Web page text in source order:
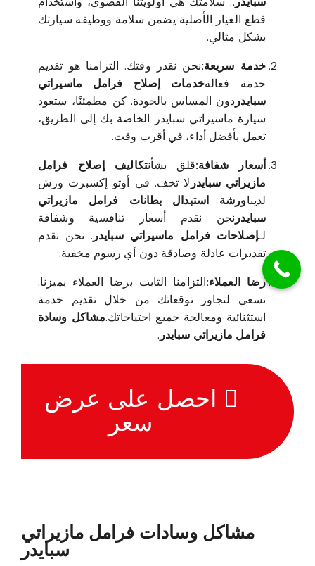
قطع الغيار الأصلية يضمن سلامة ووظيفة سيارتك
بشكل مثالي.
خدمة سريعة:نحن نقدر وقتك. التزامنا هو تقديم
خدمة فعالةخدمات إصلاح فرامل ماسيراتي
سبايدردون المساس بالجودة. كن مطمئنًا، ستعود
سيارة ماسيراتي سبايدر الخاصة بك إلى الطريق،
تعمل بأفضل أداء، في أقرب وقت.
أسعار شفافة:قلق بشأنتكاليف إصلاح فرامل
مازيراتي سبايدر لا تخف. في أوتو إكسبرت ورش
لديناورشة استبدال بطانات فرامل مازيراتي
سبايدر نحن نقدم أسعار تنافسية وشفافة
لـإصلاحات فرامل ماسيراتي سبايدر . نحن نقدم
تقديرات عادلة وصادقة دون أي رسوم مخفية.
رضا العملاء:التزامنا الثابت برضا العملاء يميزنا.
نسعى لتجاوز توقعاتك من خلال تقديم خدمة
استثنائية ومعالجة جميع احتياجاتك.مشاكل وسادة
فرامل مازيراتي سبايدر .
احصل على عرض
سعر
مشاكل وسادات فرامل مازيراتي
سبايدر